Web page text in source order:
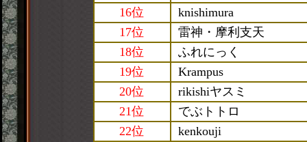
16位
knishimura
17位
雷神・摩利支天
18位
ふれにっく
19位
Krampus
20位
rikishiヤスミ
21位
でぶトトロ
22位
kenkouji